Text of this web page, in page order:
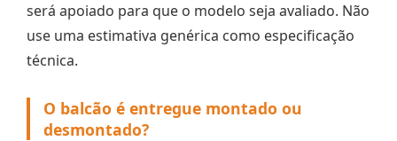
será apoiado para que o modelo seja avaliado. Não
use uma estimativa genérica como especificação
técnica.
O balcão é entregue montado ou
desmontado?